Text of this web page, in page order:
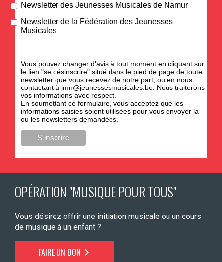
Newsletter des Jeunesses Musicales de Namur
Newsletter de la Fédération des Jeunesses
Musicales
Vous pouvez changer d'avis à tout moment en cliquant sur
le lien "se désinscrire" situé dans le pied de page de toute
newsletter que vous recevez de notre part, ou en nous
contactant à jmn@jeunessesmusicales.be. Nous traiterons
vos informations avec respect.
En soumettant ce formulaire, vous acceptez que les
informations saisies soient utilisées pour vous envoyer la
ou les newsletters demandées.
OPÉRATION "MUSIQUE POUR TOUS"
Vous désirez offrir une initiation musicale ou un cours
de musique à un enfant ?
FAIRE UN DON